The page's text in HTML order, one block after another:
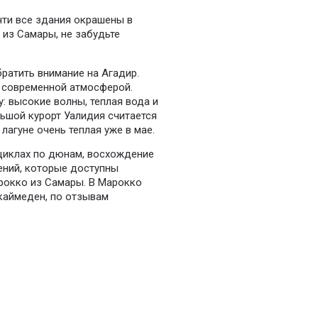
все здания окрашены в
Самары, не забудьте
внимание на Агадир.
атмосферой.
высокие волны, теплая вода и
курорт Уалидия считается
очень теплая уже в мае.
по дюнам, восхождение
которые доступны
из Самары. В Марокко
по отзывам